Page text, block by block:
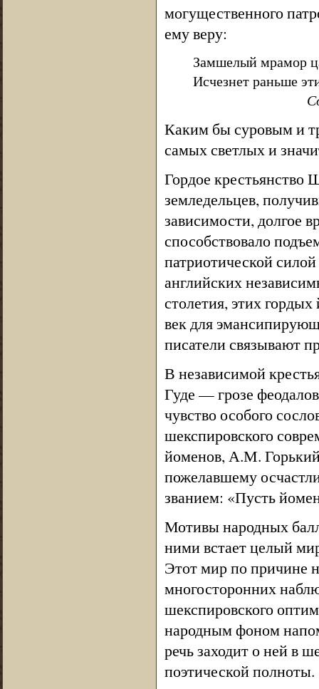
могущественного
ему веру:
Замшелый мрамор
Исчезнет раньше
Каким бы суровым и
самых светлых и
Гордое крестьянство
земледельцев,
зависимости, долгое
способствовало
патриотической
английских
столетия, этих
век для
писатели связывают
В независимой
Гуде — грозе
чувство особого
шекспировского
йоменов, А.М. Горький
пожелавшему
званием: «Пусть
Мотивы народных
ними встает целый
Этот мир по причине
многосторонних
шекспировского
народным фоном
речь заходит о ней в
поэтической полноты.